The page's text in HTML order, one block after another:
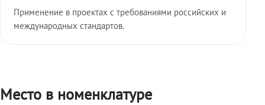
Применение в проектах с требованиями российских и
международных стандартов.
Место в номенклатуре